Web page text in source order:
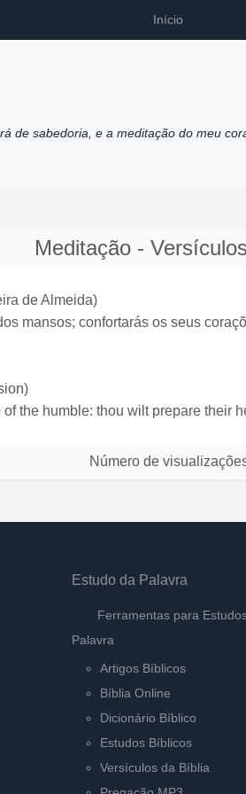
Início
de sabedoria, e a meditação do meu
Meditação -
de Almeida)
mansos; confortarás os seus
the humble: thou wilt prepare their
Número de
Estudo da Palavra
Ferramentas para
Palavra
Artigos Bíblicos
Bíblia Online
Dicionário Bíblico
Estudos Bíblicos
Versículos da Bíblia